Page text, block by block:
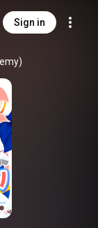
Sign in